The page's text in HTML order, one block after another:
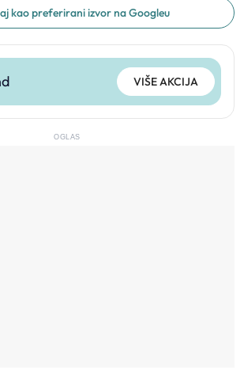
kao preferirani izvor na Googleu
VIŠE AKCIJA
OGLAS